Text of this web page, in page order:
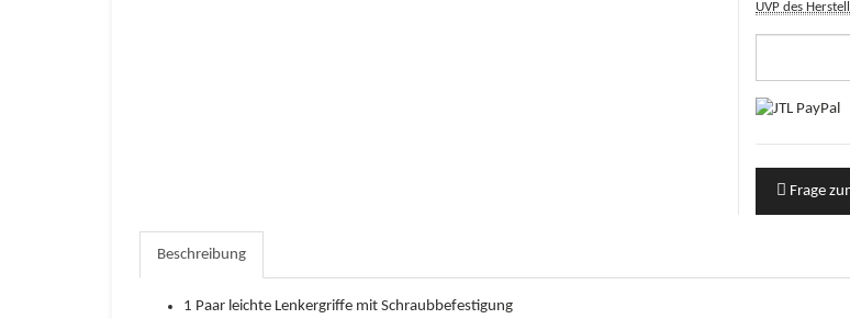
UVP des
Frage
Beschreibung
1 Paar leichte Lenkergriffe mit Schraubbefestigung